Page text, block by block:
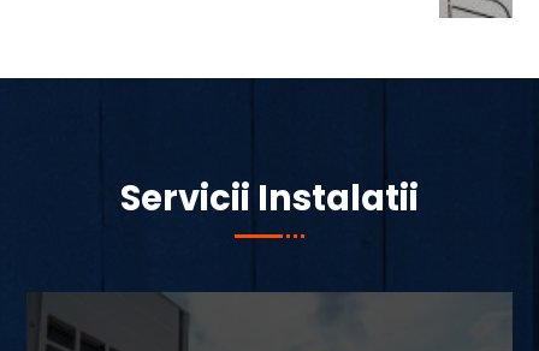
Servicii Instalatii